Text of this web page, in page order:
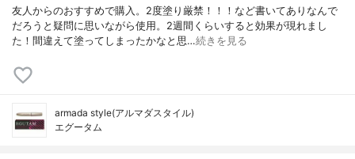
友人からのおすすめで購入。2度塗り厳禁！！！など書いてありなんで
だろうと疑問に思いながら使用。2週間くらいすると効果が現れまし
た！間違えて塗ってしまったかなと思…続きを見る
armada style(アルマダスタイル)
エグータム